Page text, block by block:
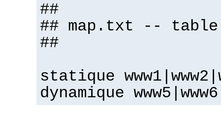
##
## map.txt --
##
statique
dynamique www5|www6